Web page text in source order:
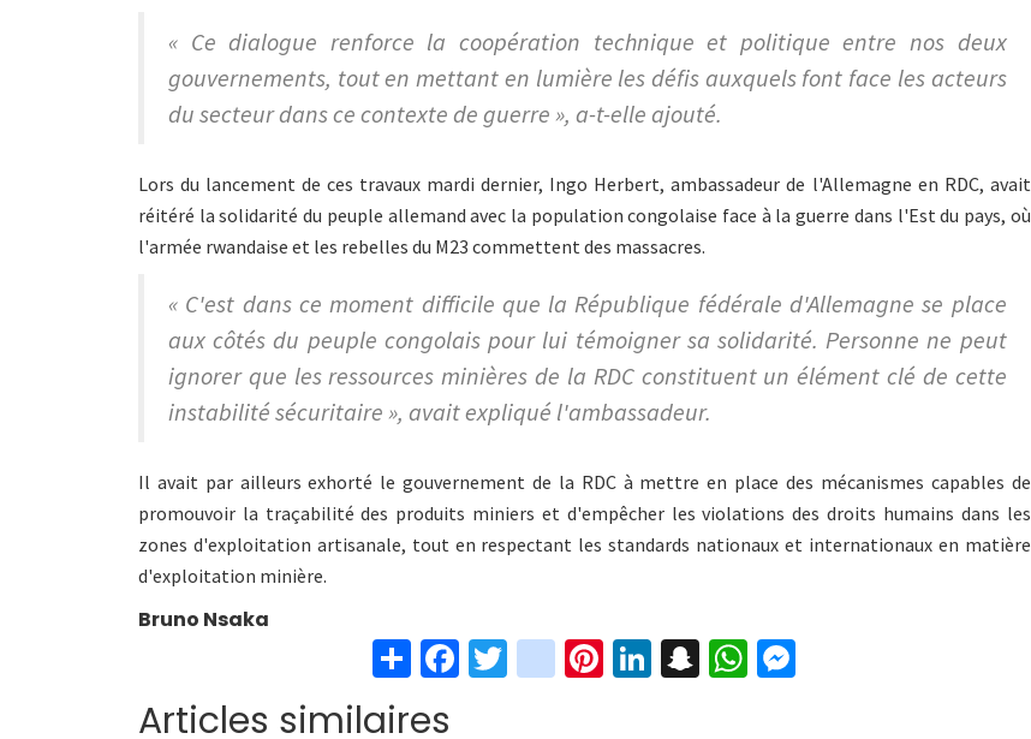
« Ce dialogue renforce la coopération technique et politique entre nos deux
gouvernements, tout en mettant en lumière les défis auxquels font face les acteurs
du secteur dans ce contexte de guerre », a-t-elle ajouté.
Lors du lancement de ces travaux mardi dernier, Ingo Herbert, ambassadeur de l'Allemagne en RDC, avait
réitéré la solidarité du peuple allemand avec la population congolaise face à la guerre dans l'Est du pays, où
l'armée rwandaise et les rebelles du M23 commettent des massacres.
« C'est dans ce moment difficile que la République fédérale d'Allemagne se place
aux côtés du peuple congolais pour lui témoigner sa solidarité. Personne ne peut
ignorer que les ressources minières de la RDC constituent un élément clé de cette
instabilité sécuritaire », avait expliqué l'ambassadeur.
Il avait par ailleurs exhorté le gouvernement de la RDC à mettre en place des mécanismes capables de
promouvoir la traçabilité des produits miniers et d'empêcher les violations des droits humains dans les
zones d'exploitation artisanale, tout en respectant les standards nationaux et internationaux en matière
d'exploitation minière.
Bruno Nsaka
S
h
Fa
ce
T
wi
in
st
Pi
nt
Li
n
S
n
W
h
Articles similaires